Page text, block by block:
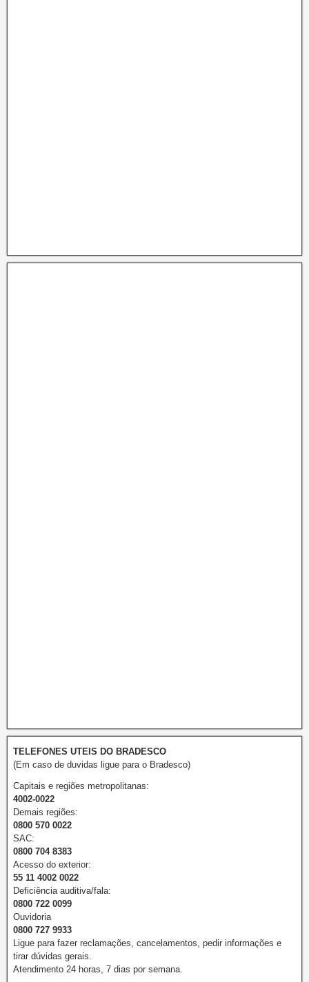
TELEFONES UTEIS DO BRADESCO
(Em caso de duvidas ligue para o Bradesco)
Capitais e regiões metropolitanas:
4002-0022
Demais regiões:
0800 570 0022
SAC:
0800 704 8383
Acesso do exterior:
55 11 4002 0022
Deficiência auditiva/fala:
0800 722 0099
Ouvidoria
0800 727 9933
Ligue para fazer reclamações, cancelamentos, pedir informações e
tirar dúvidas gerais.
Atendimento 24 horas, 7 dias por semana.